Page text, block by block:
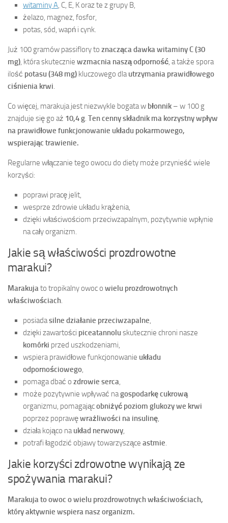
witaminy A, C, E, K oraz te z grupy B,
żelazo, magnez, fosfor,
potas, sód, wapń i cynk.
Już 100 gramów passiflory to znacząca dawka witaminy C (30
mg), która skutecznie wzmacnia naszą odporność, a także spora
ilość potasu (348 mg) kluczowego dlautrzymania prawidłowego
ciśnienia krwi.
Co więcej, marakuja jest niezwykle bogata w błonnik – w 100 g
znajduje się go aż 10,4 g. Ten cenny składnik ma korzystny wpływ
na prawidłowe funkcjonowanie układu pokarmowego,
wspierając trawienie.
Regularne włączanie tego owocu do diety może przynieść wiele
korzyści:
poprawi pracę jelit,
wesprze zdrowie układu krążenia,
dzięki właściwościom przeciwzapalnym, pozytywnie wpłynie
na cały organizm.
Jakie są właściwości prozdrowotne
marakui?
Marakujato tropikalny owoc o wielu prozdrowotnych
właściwościach.
posiadasilne działanie przeciwzapalne,
dzięki zawartości piceatannoluskutecznie chroni nasze
komórki przed uszkodzeniami,
wspiera prawidłowe funkcjonowanie układu
odpornościowego,
pomaga dbać o zdrowie serca,
może pozytywnie wpływać nagospodarkę cukrową
organizmu, pomagającobniżyć poziom glukozy we krwi
poprzez poprawęwrażliwości na insulinę,
działa kojąco naukład nerwowy,
potrafi łagodzić objawy towarzyszące astmie.
Jakie korzyści zdrowotne wynikają ze
spożywania marakui?
Marakuja to owoc o wielu prozdrowotnych właściwościach,
który aktywnie wspiera nasz organizm.